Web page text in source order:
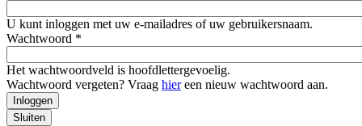
U kunt inloggen met uw e-mailadres of uw gebruikersnaam.
Wachtwoord *
Het wachtwoordveld is hoofdlettergevoelig.
Wachtwoord vergeten? Vraag hiereen nieuw wachtwoord aan.
Inloggen
Sluiten